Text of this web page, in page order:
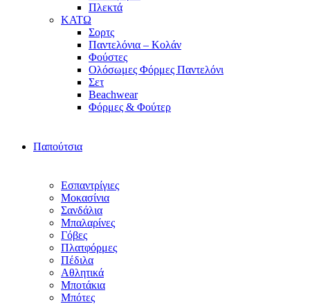
Πλεκτά
ΚΑΤΩ
Σορτς
Παντελόνια – Κολάν
Φούστες
Ολόσωμες Φόρμες Παντελόνι
Σετ
Beachwear
Φόρμες & Φούτερ
Παπούτσια
Εσπαντρίγιες
Μοκασίνια
Σανδάλια
Μπαλαρίνες
Γόβες
Πλατφόρμες
Πέδιλα
Αθλητικά
Μποτάκια
Μπότες